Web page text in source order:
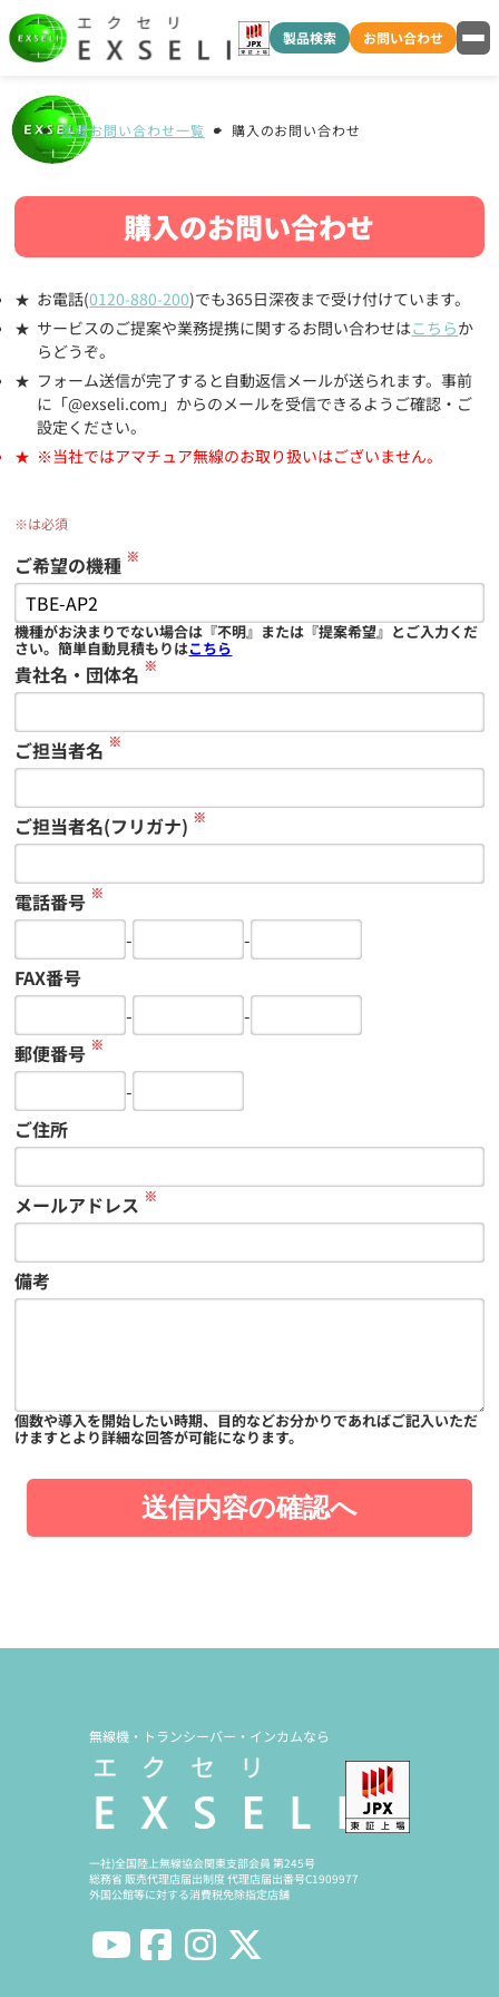
製品検索 お問い合わせ
各種お問い合わせ一覧 購入のお問い合わせ
購入のお問い合わせ
お電話(0120-880-200)でも365日深夜まで受け付けています。
サービスのご提案や業務提携に関するお問い合わせはこちらか
らどうぞ。
フォーム送信が完了すると自動返信メールが送られます。事前
に「@exseli.com」からのメールを受信できるようご確認・ご
設定ください。
※当社ではアマチュア無線のお取り扱いはございません。
※は必須
ご希望の機種 ※
機種がお決まりでない場合は『不明』または『提案希望』とご入力くだ
さい。簡単自動見積もりはこちら
貴社名・団体名 ※
ご担当者名 ※
ご担当者名(フリガナ) ※
電話番号 ※
-
-
FAX番号
-
-
郵便番号 ※
-
ご住所
メールアドレス ※
備考
個数や導入を開始したい時期、目的などお分かりであればご記入いただ
けますとより詳細な回答が可能になります。
送信内容の確認へ
無線機・トランシーバー・インカムなら
一社)全国陸上無線協会関東支部会員 第245号
総務省 販売代理店届出制度 代理店届出番号C1909977
外国公館等に対する消費税免除指定店舗